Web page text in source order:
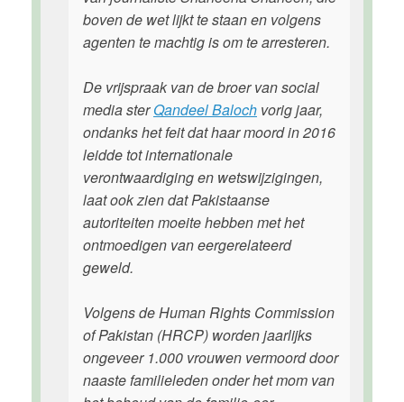
boven de wet lijkt te staan en volgens
agenten te machtig is om te arresteren.
De vrijspraak van de broer van social
media sterQandeel Baloch vorig jaar,
ondanks het feit dat haar moord in 2016
leidde tot internationale
verontwaardiging en wetswijzigingen,
laat ook zien dat Pakistaanse
autoriteiten moeite hebben met het
ontmoedigen van eergerelateerd
geweld.
Volgens de Human Rights Commission
of Pakistan (HRCP) worden jaarlijks
ongeveer 1.000 vrouwen vermoord door
naaste familieleden onder het mom van